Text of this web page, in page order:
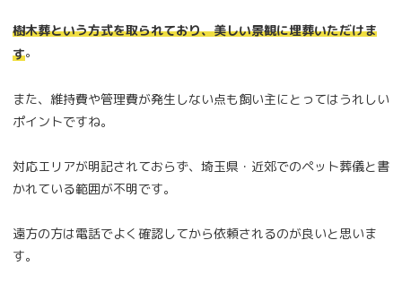
樹木葬という方式を取られており、美しい景観に埋葬いただけま
す。
また、維持費や管理費が発生しない点も飼い主にとってはうれしい
ポイントですね。
対応エリアが明記されておらず、埼玉県・近郊でのペット葬儀と書
かれている範囲が不明です。
遠方の方は電話でよく確認してから依頼されるのが良いと思いま
す。